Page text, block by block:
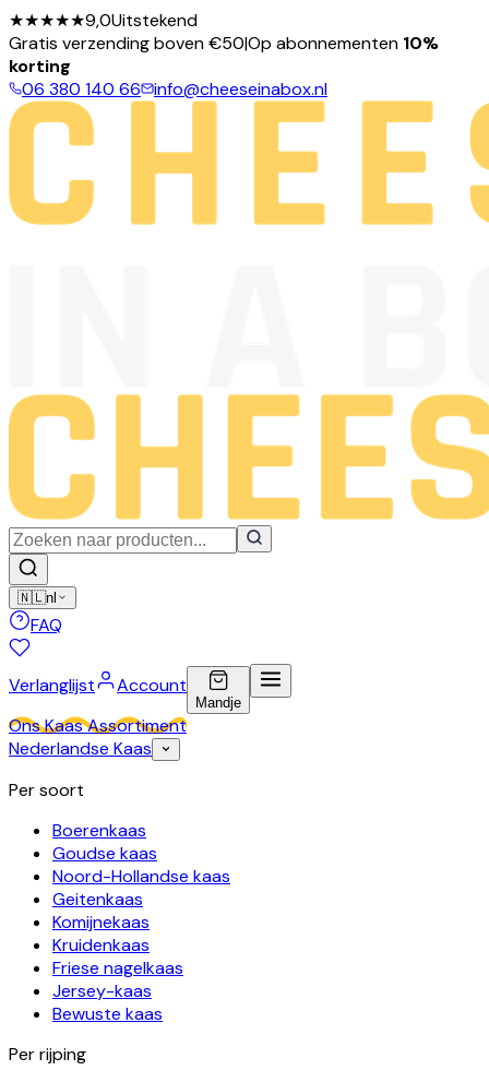
★★★★★9,0Uitstekend
Gratis verzending boven €50|Op abonnementen 10%
korting
06 380 140 66
info@cheeseinabox.nl
🇳🇱nl
FAQ
Verlanglijst Account
Mandje
Ons Kaas Assortiment
Nederlandse Kaas
Per soort
Boerenkaas
Goudse kaas
Noord-Hollandse kaas
Geitenkaas
Komijnekaas
Kruidenkaas
Friese nagelkaas
Jersey-kaas
Bewuste kaas
Per rijping